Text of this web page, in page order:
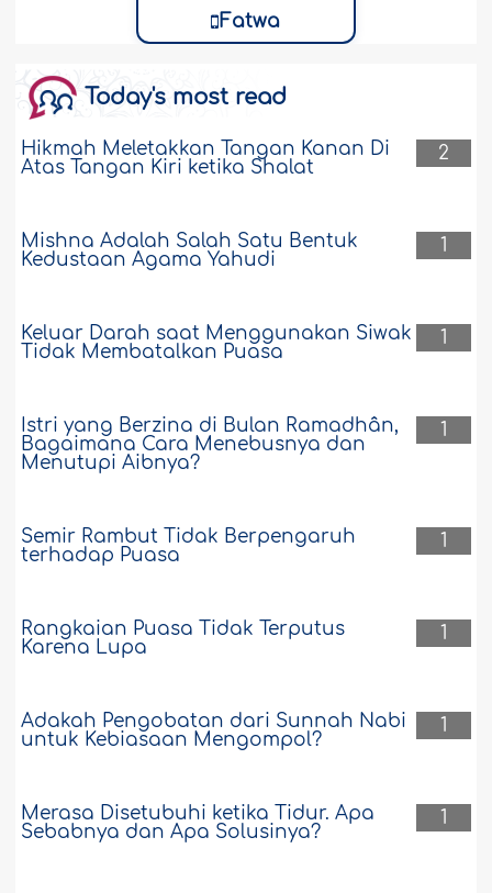
Fatwa
Today's most read
2
Hikmah Meletakkan Tangan Kanan Di
Atas Tangan Kiri ketika Shalat
1
Mishna Adalah Salah Satu Bentuk
Kedustaan Agama Yahudi
1
Keluar Darah saat Menggunakan Siwak
Tidak Membatalkan Puasa
1
Istri yang Berzina di Bulan Ramadhân,
Bagaimana Cara Menebusnya dan
Menutupi Aibnya?
1
Semir Rambut Tidak Berpengaruh
terhadap Puasa
1
Rangkaian Puasa Tidak Terputus
Karena Lupa
1
Adakah Pengobatan dari Sunnah Nabi
untuk Kebiasaan Mengompol?
1
Merasa Disetubuhi ketika Tidur. Apa
Sebabnya dan Apa Solusinya?